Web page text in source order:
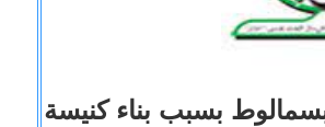
بسبب بناء كنيسة